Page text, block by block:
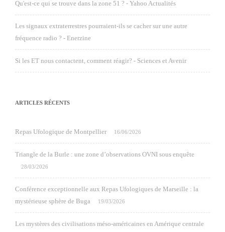
Qu'est-ce qui se trouve dans la zone 51 ? - Yahoo Actualités
Les signaux extraterrestres pourraient-ils se cacher sur une autre
fréquence radio ? - Enerzine
Si les ET nous contactent, comment réagir? - Sciences et Avenir
ARTICLES RÉCENTS
Repas Ufologique de Montpellier 16/06/2026
Triangle de la Burle : une zone d’observations OVNI sous enquête
28/03/2026
Conférence exceptionnelle aux Repas Ufologiques de Marseille : la
mystérieuse sphère de Buga
19/03/2026
Les mystères des civilisations méso-américaines en Amérique centrale